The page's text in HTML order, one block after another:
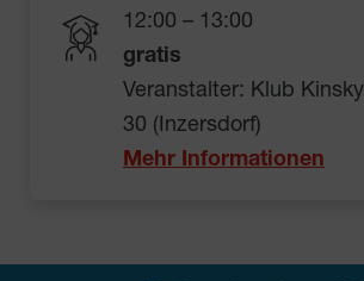
12:00 – 13:00
gratis
Veranstalter: Klub
30 (Inzersdorf)
Mehr Informationen